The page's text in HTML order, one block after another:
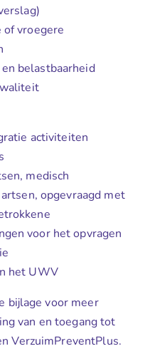
of vroegere
belastbaarheid
activiteiten
medisch
opgevraagd met
voor het opvragen
het UWV
bijlage voor meer
van en toegang tot
VerzuimPreventPlus.